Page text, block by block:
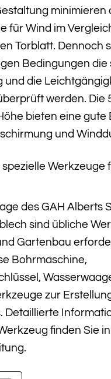
minimieren
für Wind im
Torblatt. Dennoch
Bedingungen die
und die
werden. Die
bieten eine gute
und
Werkzeuge
des GAH Alberts
sind übliche
Gartenbau
Bohrmaschine,
zur
Detaillierte
finden Sie